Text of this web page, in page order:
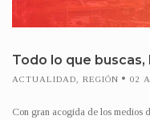
Todo lo que
ACTUALIDAD REGIÓN 02
Con gran acogida de los medios